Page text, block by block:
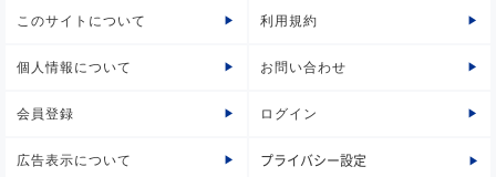
このサイトについて 利用規約
個人情報について お問い合わせ
会員登録 ログイン
広告表示について プライバシー設定